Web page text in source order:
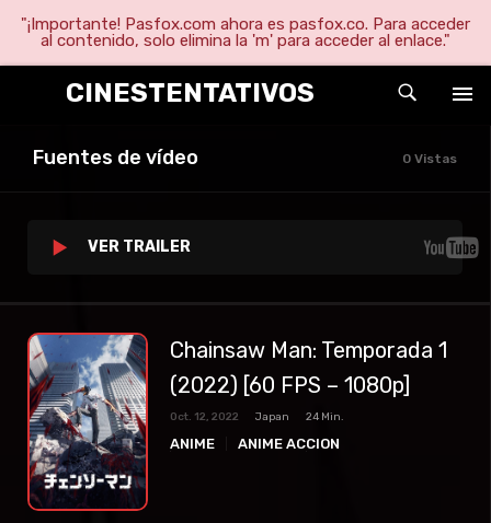
"¡Importante! Pasfox.com ahora es pasfox.co. Para acceder
al contenido, solo elimina la 'm' para acceder al enlace."
CINESTENTATIVOS
Fuentes de vídeo 0 Vistas
VER TRAILER
Chainsaw Man: Temporada 1
(2022) [60 FPS – 1080p]
Oct. 12, 2022 Japan 24 Min.
ANIME
ANIME ACCION